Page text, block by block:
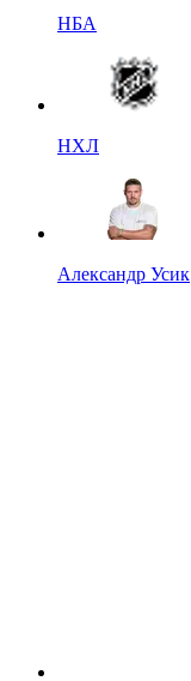
НБА
НХЛ
Александр Усик